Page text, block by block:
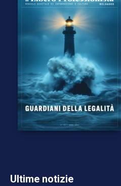
Ultime notizie